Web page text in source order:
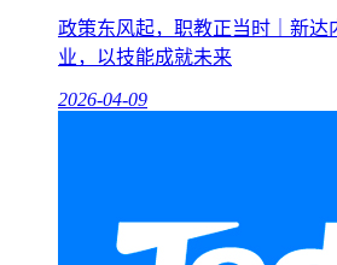
政策东风起，职教正当时｜新达
业，以技能成就未来
2026-04-09